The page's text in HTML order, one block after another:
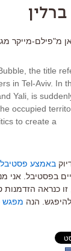
מ"פילם-מייקר
the title
in Tel-Aviv. In
Yali, is
occupied
to create a
באמצע פסטיבל
בפסטיבל. אני
כנראה הזדמנות
הנה מפגש